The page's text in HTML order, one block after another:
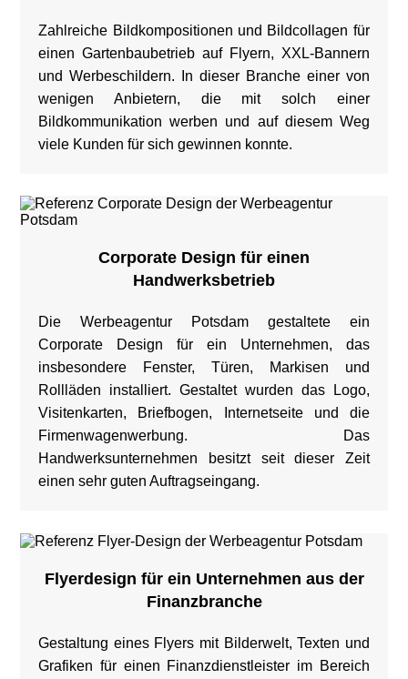
Zahlreiche Bildkompositionen und Bildcollagen für
einen Gartenbaubetrieb auf Flyern, XXL-Bannern
und Werbeschildern. In dieser Branche einer von
wenigen Anbietern, die mit solch einer
Bildkommunikation werben und auf diesem Weg
viele Kunden für sich gewinnen konnte.
Corporate Design für einen
Handwerksbetrieb
Die Werbeagentur Potsdam gestaltete ein
Corporate Design für ein Unternehmen, das
insbesondere Fenster, Türen, Markisen und
Rollläden installiert. Gestaltet wurden das Logo,
Visitenkarten, Briefbogen, Internetseite und die
Firmenwagenwerbung. Das
Handwerksunternehmen besitzt seit dieser Zeit
einen sehr guten Auftragseingang.
Flyerdesign für ein Unternehmen aus der
Finanzbranche
Gestaltung eines Flyers mit Bilderwelt, Texten und
Grafiken für einen Finanzdienstleister im Bereich